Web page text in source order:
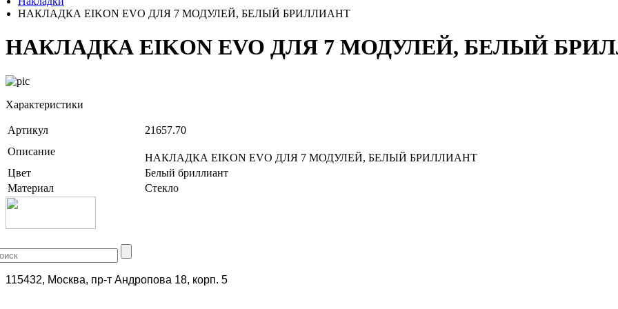
НАКЛАДКА EIKON EVO ДЛЯ 7 МОДУЛЕЙ, БЕЛЫЙ БРИЛЛИАНТ
НАКЛАДКА EIKON EVO ДЛЯ 7 МОДУЛЕЙ, БЕЛЫЙ
Характеристики
Артикул
21657.70
Описание
НАКЛАДКА EIKON EVO ДЛЯ 7 МОДУЛЕЙ, БЕЛЫЙ БРИЛЛИАНТ
Цвет
Белый бриллиант
Материал
Стекло
115432, Москва, пр-т Андропова 18, корп. 5